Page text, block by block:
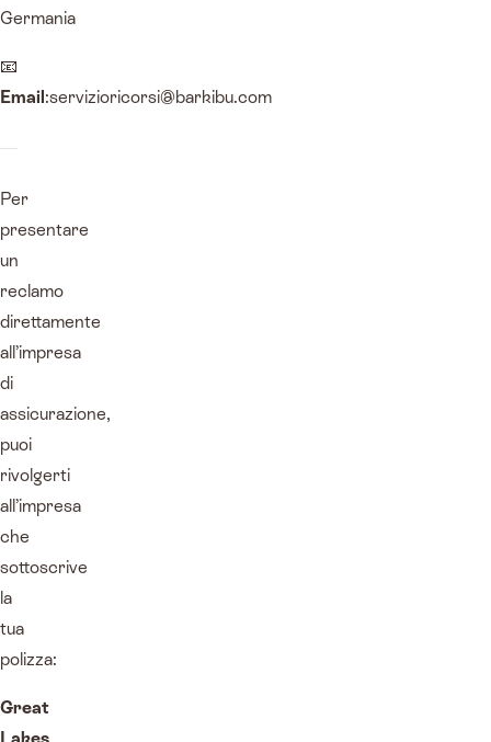
Germania
📧
Email :servizioricorsi@barkibu.com
Per
presentare
un
reclamo
direttamente
all’impresa
di
assicurazione,
puoi
rivolgerti
all’impresa
che
sottoscrive
la
tua
polizza:
Great